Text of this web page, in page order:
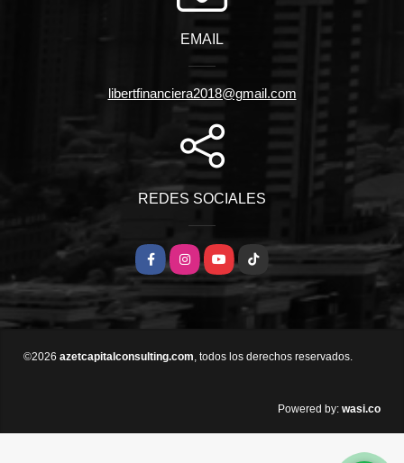
EMAIL
libertfinanciera2018@gmail.com
REDES SOCIALES
FacebookInstagramYouTube
TikTok
©2026 azetcapitalconsulting.com , todos los derechos reservados.
Powered by: wasi.co